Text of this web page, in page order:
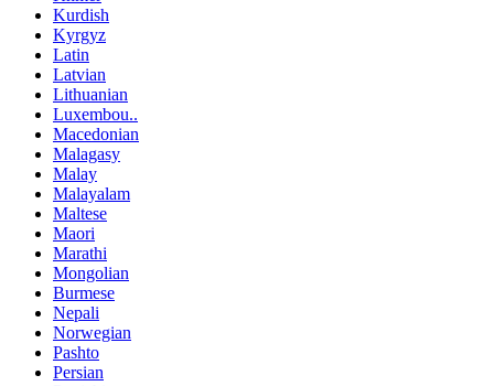
Kurdish
Kyrgyz
Latin
Latvian
Lithuanian
Luxembou..
Macedonian
Malagasy
Malay
Malayalam
Maltese
Maori
Marathi
Mongolian
Burmese
Nepali
Norwegian
Pashto
Persian